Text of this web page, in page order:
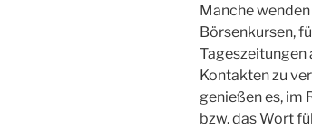
Manche
Börsenkursen,
Tageszeitungen
Kontakten zu
genießen es, im
bzw. das Wort